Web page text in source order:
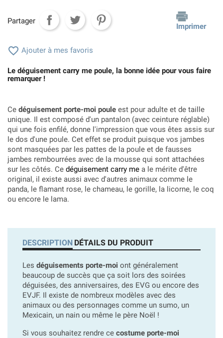
Partager
Imprimer
 Ajouter à mes favoris
Le déguisement carry me poule, la bonne idée pour vous faire
remarquer !
Ce déguisement porte-moi poule est pour adulte et de taille
unique. Il est composé d'un pantalon (avec ceinture réglable)
qui une fois enfilé, donne l'impression que vous êtes assis sur
le dos d'une poule. Cet effet se produit puisque vos jambes
sont masquées par les pattes de la poule et de fausses
jambes rembourrées avec de la mousse qui sont attachées
sur les côtés. Ce déguisement carry me a le mérite d'être
original, il existe aussi avec d'autres animaux comme le
panda, le flamant rose, le chameau, le gorille, la licorne, le coq
ou encore le lama.
DESCRIPTION DÉTAILS DU PRODUIT
Les déguisements porte-moi ont généralement
beaucoup de succès que ça soit lors des soirées
déguisées, des anniversaires, des EVG ou encore des
EVJF. Il existe de nombreux modèles avec des
animaux ou des personnages comme un sumo, un
Mexicain, un nain ou même le père Noël !
Si vous souhaitez rendre ce costume porte-moi